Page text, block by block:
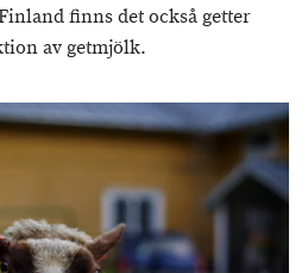
finns det också getter
av getmjölk.